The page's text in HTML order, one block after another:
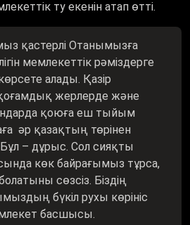
қастерлі Отанымызға
мемлекеттік рәміздерге
алады. Қазір
жерлерде және
қоюға еш тыйым
әр қазақтың төрінен
– дұрыс. Сол сияқты
көк байрағымыз тұрса,
сөзсіз. Біздің
бүкіл рухы көрініс
басшысы.